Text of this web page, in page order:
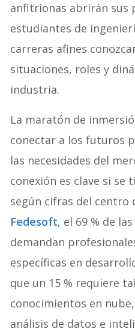
anfitrionas abrirán sus
estudiantes de
carreras afines
situaciones, roles y
industria.
La maratón de
conectar a los futuros
las necesidades del
conexión es clave si se
según cifras del centro
Fedesoft, el 69 % de
demandan
específicas en
que un 15 % requiere
conocimientos en
análisis de datos e